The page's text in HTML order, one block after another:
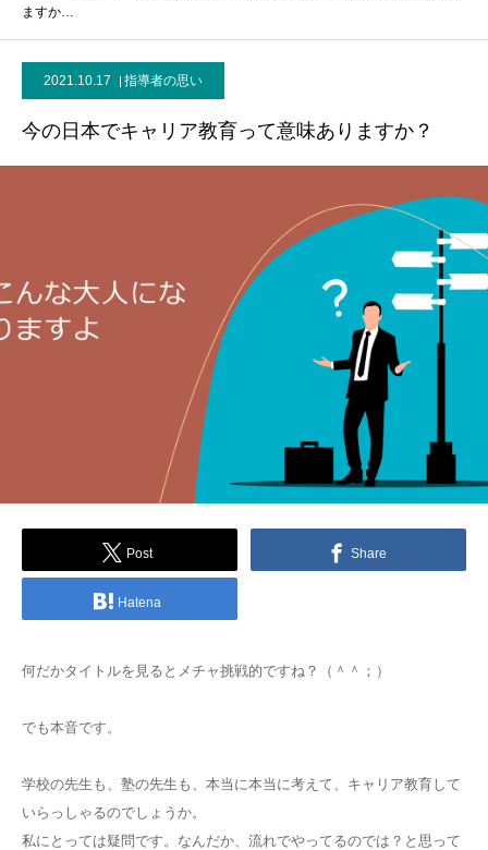
ますか…
2021.10.17 指導者の思い
今の日本でキャリア教育って意味ありますか？
Post Share
Hatena
何だかタイトルを見るとメチャ挑戦的ですね？（＾＾；）
でも本音です。
学校の先生も、塾の先生も、本当に本当に考えて、キャリア教育して
いらっしゃるのでしょうか。
私にとっては疑問です。なんだか、流れでやってるのでは？と思って
お問い合わせ
ブログ